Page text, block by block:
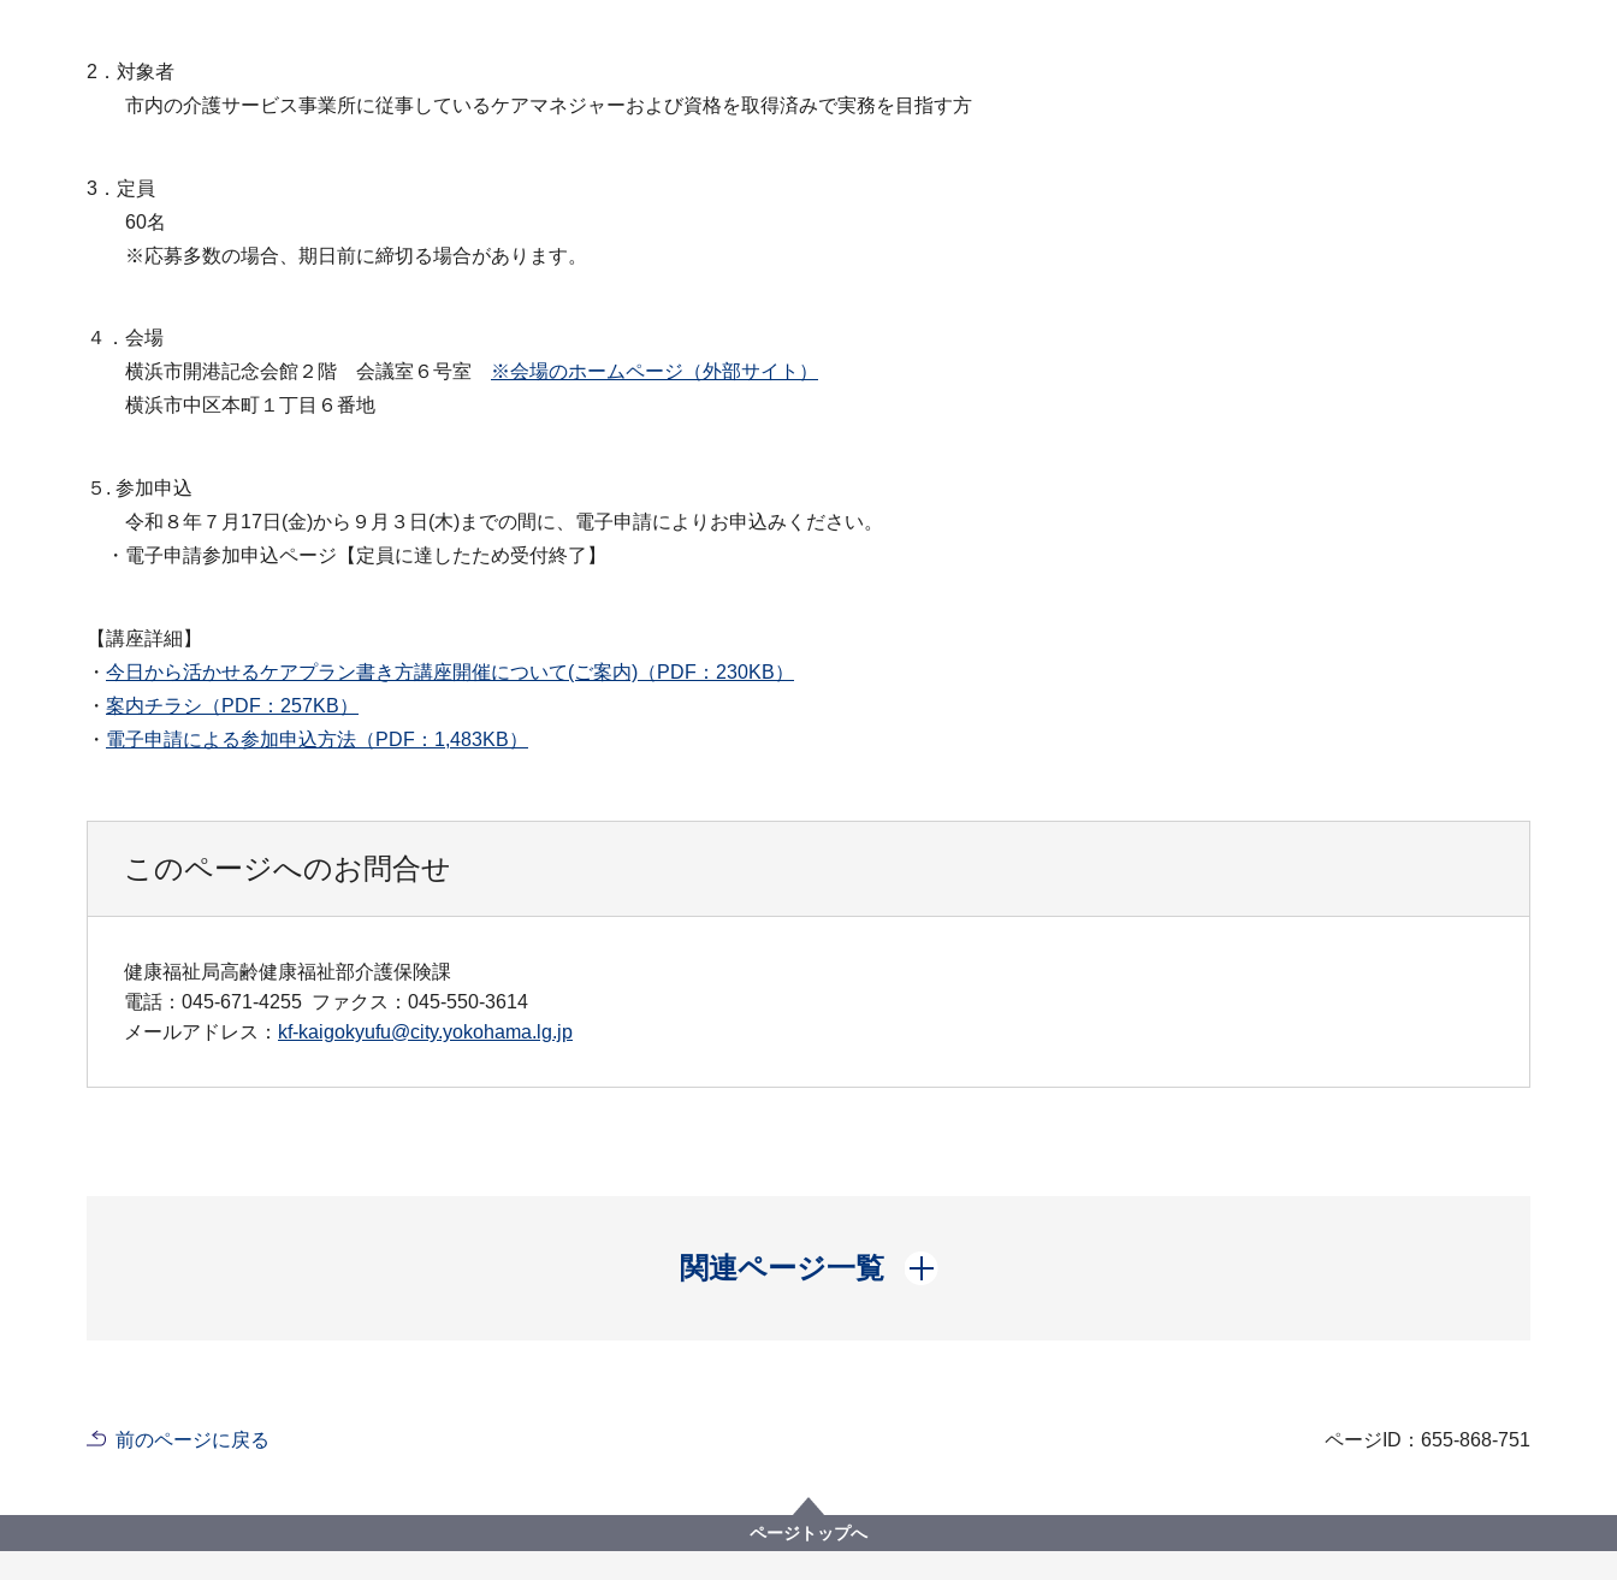
2．対象者
市内の介護サービス事業所に従事しているケアマネジャーおよび資格を取得済みで実務を目指す方
3．定員
60名
※応募多数の場合、期日前に締切る場合があります。
４．会場
横浜市開港記念会館２階 会議室６号室
※会場のホームページ（外部サイト）
横浜市中区本町１丁目６番地
５. 参加申込
令和８年７月17日(金)から９月３日(木)までの間に、電子申請によりお申込みください。
・電子申請参加申込ページ【定員に達したため受付終了】
【講座詳細】
・ 今日から活かせるケアプラン書き方講座開催について(ご案内)（PDF：230KB）
・ 案内チラシ（PDF：257KB）
・ 電子申請による参加申込方法（PDF：1,483KB）
このページへのお問合せ
健康福祉局高齢健康福祉部介護保険課
電話：045-671-4255 ファクス：045-550-3614
メールアドレス： kf-kaigokyufu@city.yokohama.lg.jp
関連ページ一覧
開く
前のページに戻る ページID：655-868-751
ページトップへ